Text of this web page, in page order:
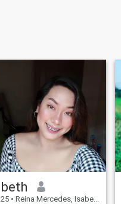
beth
25 • Reina Mercedes, Isabela, Philippines